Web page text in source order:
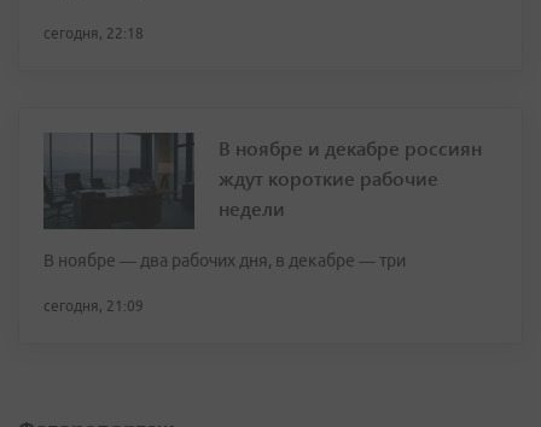
сегодня, 22:18
В ноябре и декабре россиян
ждут короткие рабочие
недели
В ноябре — два рабочих дня, в декабре — три
сегодня, 21:09